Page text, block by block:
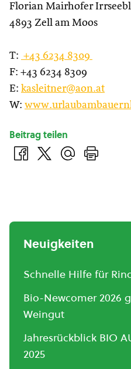
Florian Mairhofer
4893 Zell am Moos
T: +43 6234 8309
F: +43 6234 8309
E: kasleitner@aon.at
W:
Beitrag teilen
Neuigkeiten
Schnelle Hilfe für
Bio-Newcomer 2026
Weingut
Jahresrückblick BIO
2025